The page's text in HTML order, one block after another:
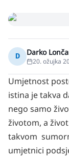
D Darko
20. ožujka
Umjetnost
istina je takva
nego samo
životom, a
takvom
umjetnici